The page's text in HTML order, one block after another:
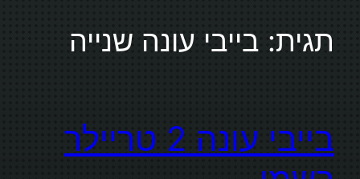
תגית: בייבי עונה שנייה
בייבי עונה 2 טריילר